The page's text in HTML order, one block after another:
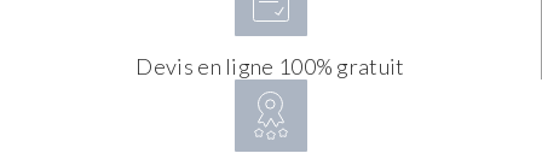
Devis en ligne 100% gratuit